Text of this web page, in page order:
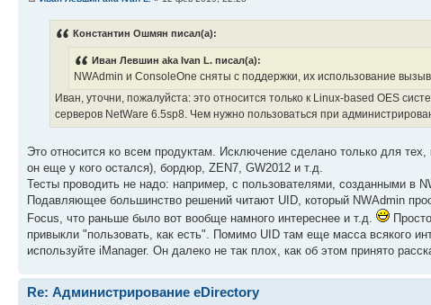
Константин Ошмян писал(а):
Иван Левшин aka Ivan L. писал(а):
NWAdmin и ConsoleOne сняты с поддержки, их использование
Иван, уточни, пожалуйста: это относится только к Linux-based OES
серверов NetWare 6.5sp8. Чем нужно пользоваться при
Это относится ко всем продуктам. Исключение сделано только для
он еще у кого остался), бордюр, ZEN7, GW2012 и т.д.
Тесты проводить не надо: например, с пользователями, созданными в
Подавляющее большинство решений читают UID, который NWAdmin
Focus, что раньше было вот вообще намного интереснее и т.д.
привыкли "пользовать, как есть". Помимо UID там еще масса всякого
используйте iManager. Он далеко не так плох, как об этом принято
Re: Администрирование eDirectory